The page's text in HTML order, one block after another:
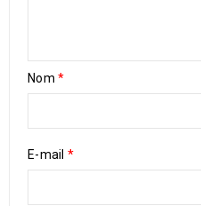
Nom *
E-mail *